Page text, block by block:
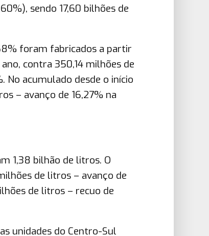
sendo 17,60 bilhões de
foram fabricados a partir
contra 350,14 milhões de
acumulado desde o início
– avanço de 16,27% na
1,38 bilhão de litros. O
de litros – avanço de
de litros – recuo de
unidades do Centro-Sul